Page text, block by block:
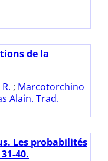
de la
; Marcotorchino
Alain. Trad.
Les probabilités
40.